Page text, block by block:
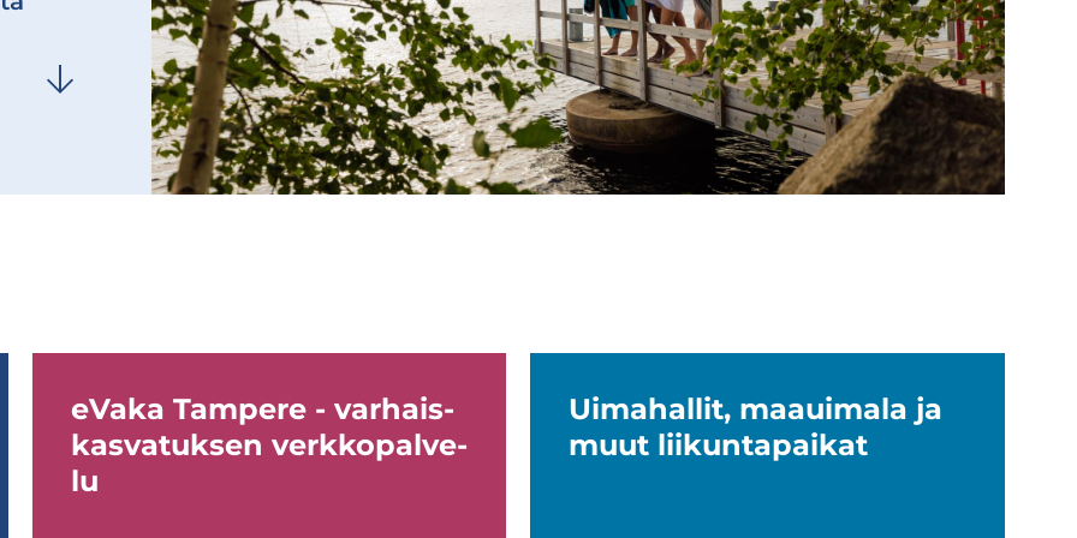
eVaka Tam­pe­re - var­hais­
kas­va­tuk­sen verk­ko­pal­ve­
lu
Ui­ma­hal­lit, maa­ui­ma­la ja
muut lii­kun­ta­pai­kat